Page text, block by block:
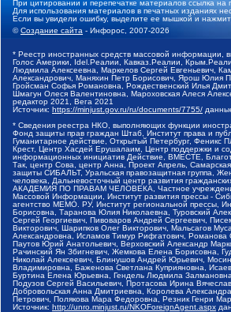
При цитировании и перепечатке материалов ссылка
Для использования материалов в печатных изданиях
Если вы увидели ошибку, выделите ее мышкой и
©Создание сайта - Инфорос, 2007-2026
* Реестр иностранных средств массовой информации,
Голос Америки, Idel.Реалии, Кавказ.Реалии,
Людмила Алексеевна, Маркелов Сергей Евгеньевич,
Александрович, Маняхин Петр Борисович, Ярош Юлия
Гройсман Софья Романовна, Рождественский Илья
Шмагун Олеся Валентиновна, Мароховская Алеся
редактор 2021, Вега 2021
Источник: https://minjust.gov.ru/ru/documents/7755/
* Сведения реестра НКО, выполняющих функции
Фонд защиты прав граждан Штаб, Институт права и
Гуманитарное действие, Открытый Петербург, Феникс
Крест, Центр Хасдей Ерушалаим, Центр поддержки и
информационных инициатив Действие, ВМЕСТЕ,
Так, центр Сова, центр Анна, Проект Апрель,
защиты СИБАЛЬТ, Уральская правозащитная группа,
человека, Дальневосточный центр развития
АКАДЕМИЯ ПО ПРАВАМ ЧЕЛОВЕКА, Частное учреждение
Массовой Информации, Институт развития прессы -
агентство МЕМО. РУ, Институт региональной прессы,
Борисовна, Таранова Юлия Николаевна, Туровский
Сергей Георгиевич, Пивоваров Андрей Сергеевич,
Викторович, Шарипков Олег Викторович, Мальсагов
Александровна, Исламов Тимур Рифгатович,
Паутов Юрий Анатольевич, Верховский Александр
Рачинский Ян Збигневич, Жемкова Елена Борисовна,
Николай Алексеевич, Блинушов Андрей Юрьевич,
Владимировна, Баженова Светлана Куприяновна,
Буртина Елена Юрьевна, Гендель Людмила
Подузов Сергей Васильевич, Протасова Ирина
Добровольская Анна Дмитриевна, Королева
Петрович, Полякова Мара Федоровна, Резник Генри
Источник: http://unro.minjust.ru/NKOForeignAgent.aspx